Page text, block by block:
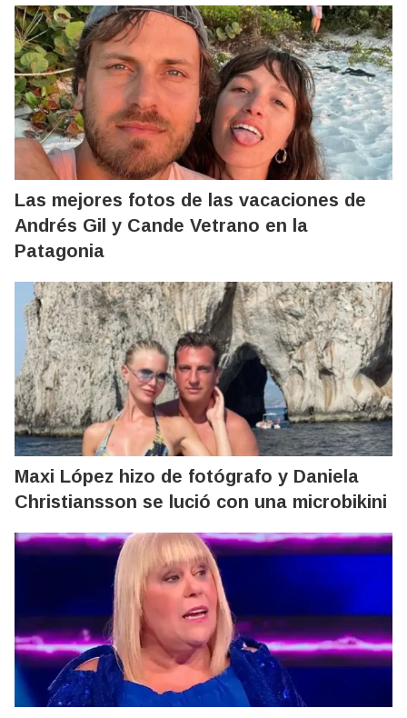
Las mejores fotos de las vacaciones de
Andrés Gil y Cande Vetrano en la
Patagonia
Maxi López hizo de fotógrafo y Daniela
Christiansson se lució con una microbikini